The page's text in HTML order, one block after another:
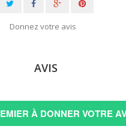
Donnez votre avis
AVIS
À DONNER VOTRE